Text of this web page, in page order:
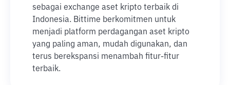
sebagai exchange aset kripto terbaik di
Indonesia. Bittime berkomitmen untuk
menjadi platform perdagangan aset kripto
yang paling aman, mudah digunakan, dan
terus berekspansi menambah fitur-fitur
terbaik.